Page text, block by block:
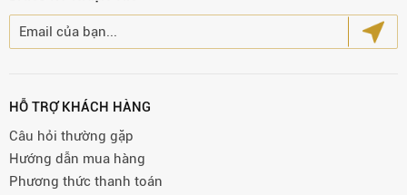
HỖ TRỢ KHÁCH HÀNG
Câu hỏi thường gặp
Hướng dẫn mua hàng
Phương thức thanh toán